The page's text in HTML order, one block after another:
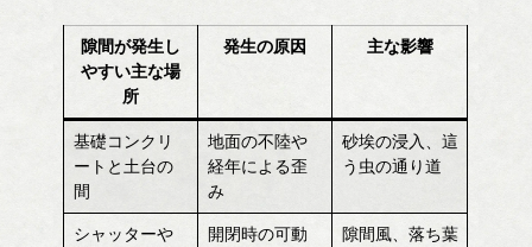
隙間が発生し
やすい主な場
所
発生の原因 主な影響
基礎コンクリ
ートと土台の
間
地面の不陸や
経年による歪
み
砂埃の浸入、這
う虫の通り道
シャッターや
開閉時の可動
隙間風、落ち葉